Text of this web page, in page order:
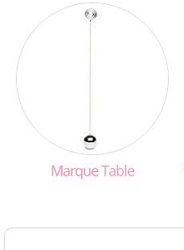
MarqueTable